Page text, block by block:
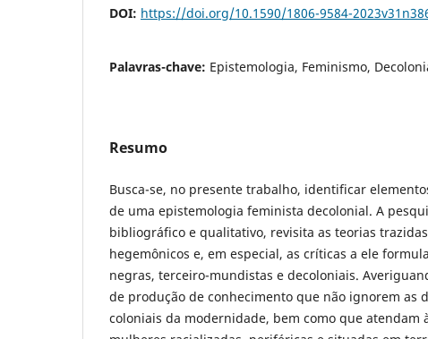
DOI: https://doi.org/10.1590/1806-9584-
Palavras-chave: Epistemologia, Feminismo,
Resumo
Busca-se, no presente trabalho, identificar
de uma epistemologia feminista decolonial. A
bibliográfico e qualitativo, revisita as teorias
hegemônicos e, em especial, as críticas a ele
negras, terceiro-mundistas e decoloniais.
de produção de conhecimento que não ignorem as
coloniais da modernidade, bem como que atendam